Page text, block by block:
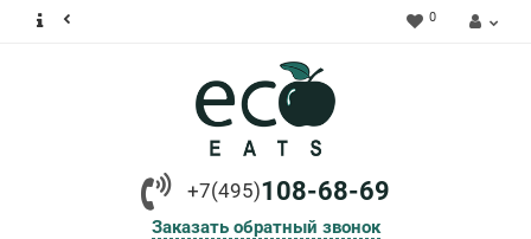
0
+7(495)108-68-69
Заказать обратный звонок